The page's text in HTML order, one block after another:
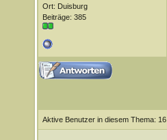
Ort: Duisburg
Beiträge: 385
Aktive Benutzer in diesem Thema: 16